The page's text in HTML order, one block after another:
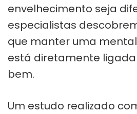
envelhecimento seja
especialistas
que manter uma
está diretamente
bem.
Um estudo realizado